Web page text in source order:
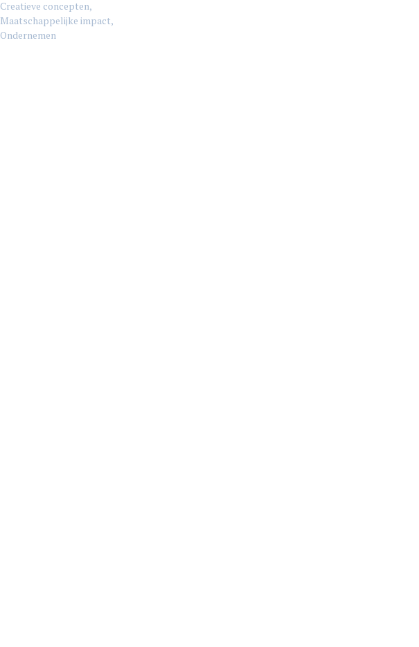
Creatieve concepten,
Maatschappelijke impact,
Ondernemen